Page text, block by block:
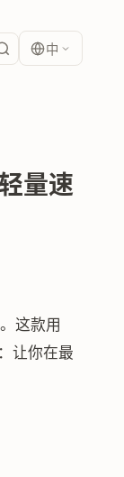
中
量速
这款用
让你在最